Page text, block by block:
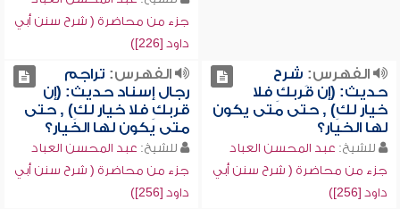
جزء من محاضرة ( شرح سنن أبي
داود [226])
الفهرس: شرح
حديث: (إن قَربكِ فلا
خيار لكِ) , حتى متى يكون
لها الخيار؟
للشيخ: عبد المحسن العباد
جزء من محاضرة ( شرح سنن أبي
داود [256])
الفهرس: تراجم
رجال إسناد حديث: (إن
قربكِ فلا خيار لكِ) , حتى
متى يكون لها الخيار؟
للشيخ: عبد المحسن العباد
جزء من محاضرة ( شرح سنن أبي
داود [256])